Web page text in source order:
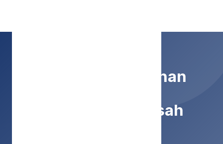
Meraih Keberkahan
Dengan Istighosah